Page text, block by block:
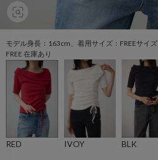
モデル身長：163cm、着用サイズ：FREEサイズ
FREE 在庫あり
RED IVOY BLK